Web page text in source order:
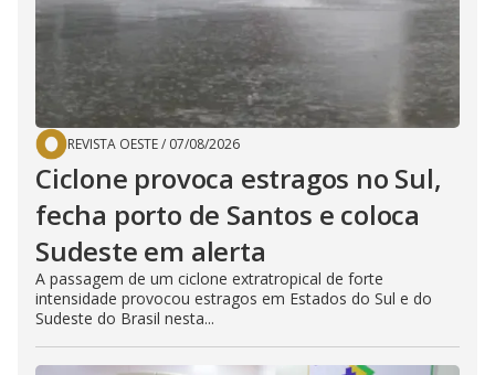
REVISTA OESTE/ 07/08/2026
Ciclone provoca estragos no Sul,
fecha porto de Santos e coloca
Sudeste em alerta
A passagem de um ciclone extratropical de forte
intensidade provocou estragos em Estados do Sul e do
Sudeste do Brasil nesta...